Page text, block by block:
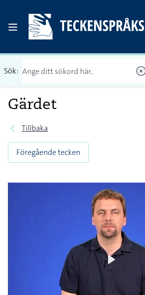
Sök:
Gärdet
Tillbaka
Föregående tecken